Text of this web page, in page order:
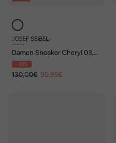
JOSEF SEIBEL
Damen Sneaker Cheryl 03,
weiss
- 30%
130,00€ 90,95€